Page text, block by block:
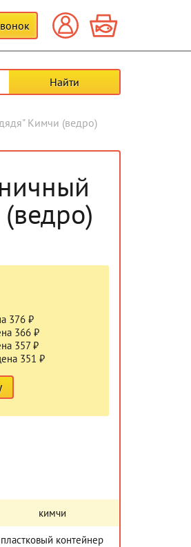
Кимчи (ведро)
376 ₽
366 ₽
357 ₽
351 ₽
кимчи
пластковый контейнер